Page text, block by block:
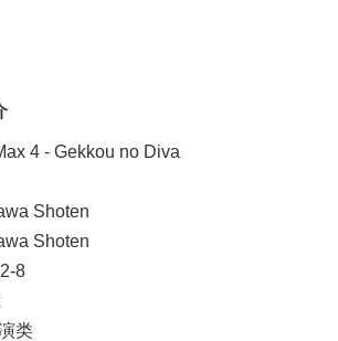
4 - Gekkou no Diva
Shoten
Shoten
8
类